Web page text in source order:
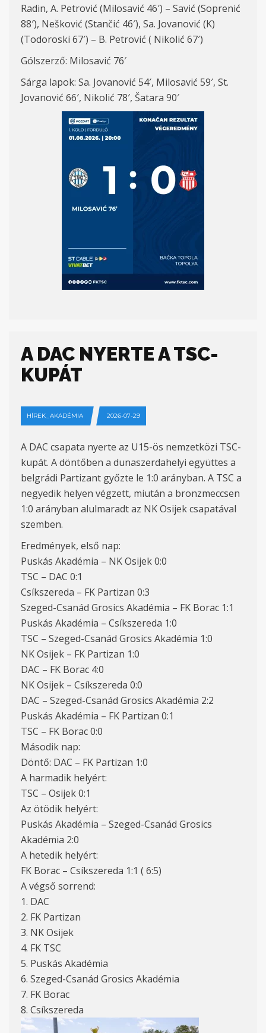
Radin, A. Petrović (Milosavić 46′) – Savić (Soprenić
88′), Nešković (Stančić 46′), Sa. Jovanović (K)
(Todoroski 67′) – B. Petrović ( Nikolić 67′)
Gólszerző: Milosavić 76′
Sárga lapok: Sa. Jovanović 54′, Milosavić 59′, St.
Jovanović 66′, Nikolić 78′, Šatara 90′
A DAC NYERTE A TSC-
KUPÁT
HÍREK_AKADÉMIA 2026-07-29
A DAC csapata nyerte az U15-ös nemzetközi TSC-
kupát. A döntőben a dunaszerdahelyi együttes a
belgrádi Partizant győzte le 1:0 arányban. A TSC a
negyedik helyen végzett, miután a bronzmeccsen
1:0 arányban alulmaradt az NK Osijek csapatával
szemben.
Eredmények, első nap:
Puskás Akadémia – NK Osijek 0:0
TSC – DAC 0:1
Csíkszereda – FK Partizan 0:3
Szeged-Csanád Grosics Akadémia – FK Borac 1:1
Puskás Akadémia – Csíkszereda 1:0
TSC – Szeged-Csanád Grosics Akadémia 1:0
NK Osijek – FK Partizan 1:0
DAC – FK Borac 4:0
NK Osijek – Csíkszereda 0:0
DAC – Szeged-Csanád Grosics Akadémia 2:2
Puskás Akadémia – FK Partizan 0:1
TSC – FK Borac 0:0
Második nap:
Döntő: DAC – FK Partizan 1:0
A harmadik helyért:
TSC – Osijek 0:1
Az ötödik helyért:
Puskás Akadémia – Szeged-Csanád Grosics
Akadémia 2:0
A hetedik helyért:
FK Borac – Csíkszereda 1:1 ( 6:5)
A végső sorrend:
1. DAC
2. FK Partizan
3. NK Osijek
4. FK TSC
5. Puskás Akadémia
6. Szeged-Csanád Grosics Akadémia
7. FK Borac
8. Csíkszereda